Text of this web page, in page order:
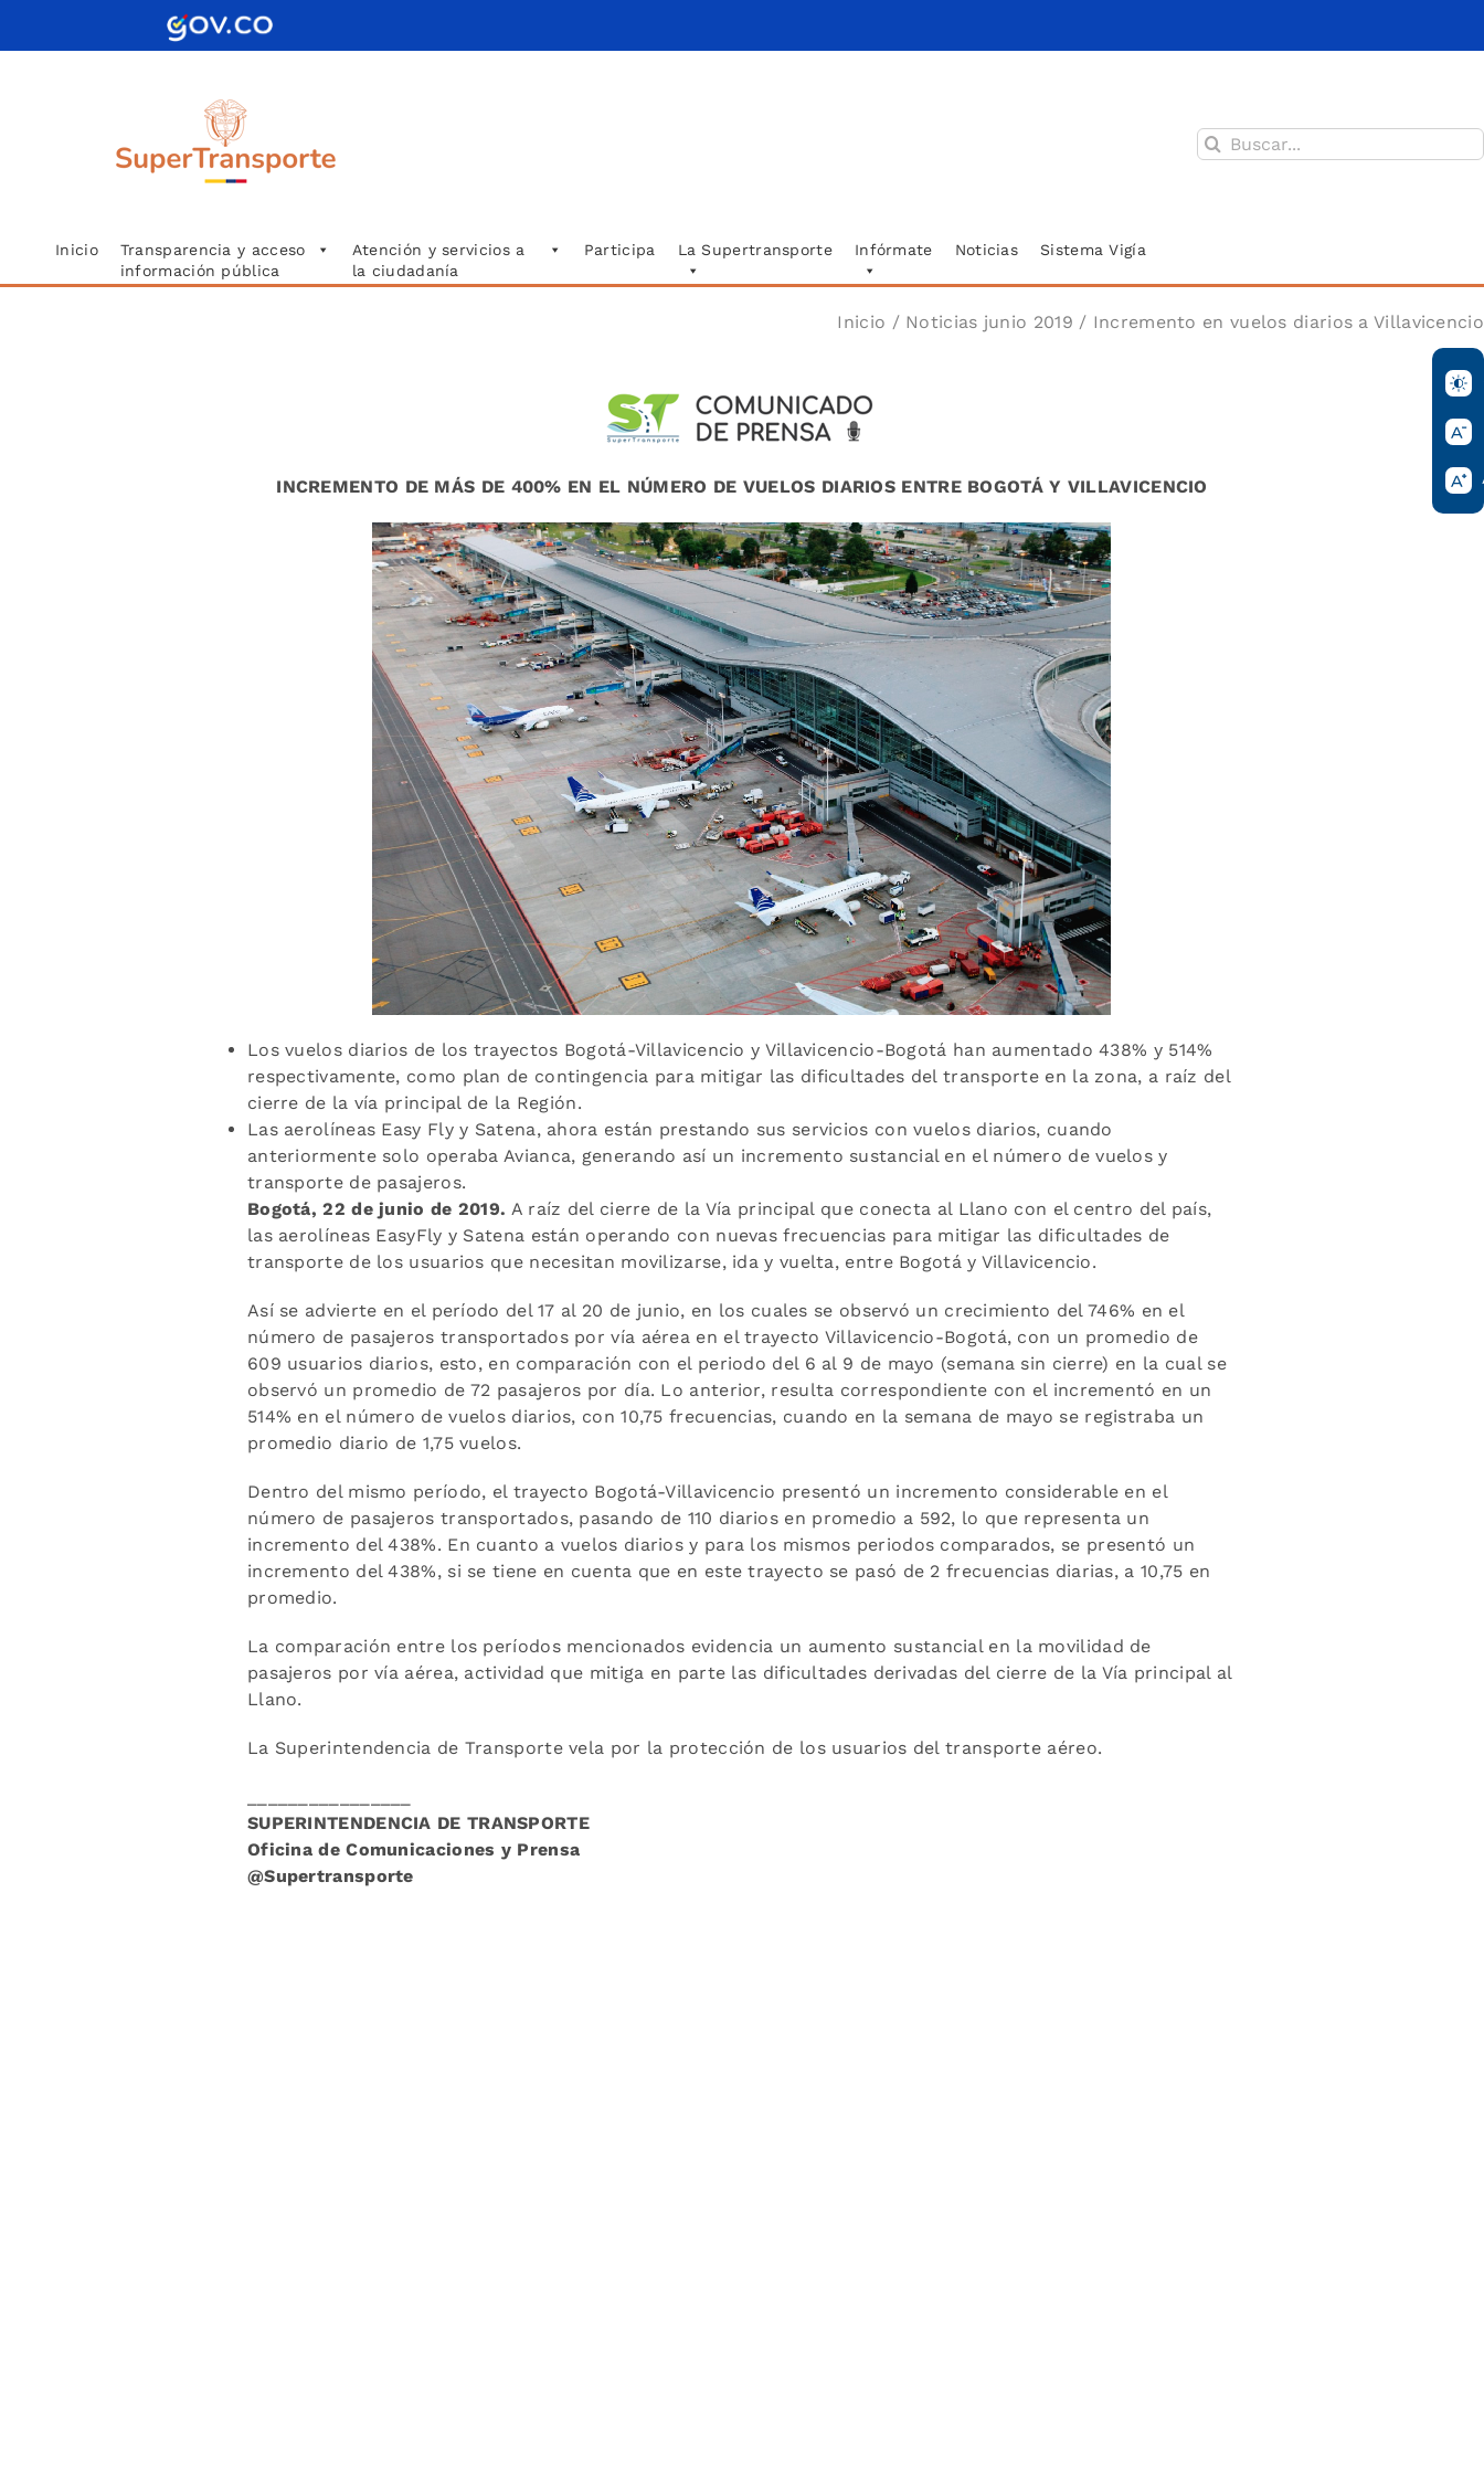
Buscar:
Inicio
Transparencia y acceso
información pública
Atención y servicios a
la ciudadanía
Participa La Supertransporte Infórmate Noticias Sistema Vigía
Inicio / Noticias junio 2019 / Incremento en vuelos diarios a Villavicencio
INCREMENTO DE MÁS DE 400% EN EL NÚMERO DE VUELOS DIARIOS ENTRE BOGOTÁ Y VILLAVICENCIO
Los vuelos diarios de los trayectos Bogotá-Villavicencio y Villavicencio-Bogotá han aumentado 438% y 514%
respectivamente, como plan de contingencia para mitigar las dificultades del transporte en la zona, a raíz del
cierre de la vía principal de la Región.
Las aerolíneas Easy Fly y Satena, ahora están prestando sus servicios con vuelos diarios, cuando
anteriormente solo operaba Avianca, generando así un incremento sustancial en el número de vuelos y
transporte de pasajeros.
Bogotá, 22 de junio de 2019. A raíz del cierre de la Vía principal que conecta al Llano con el centro del país,
las aerolíneas EasyFly y Satena están operando con nuevas frecuencias para mitigar las dificultades de
transporte de los usuarios que necesitan movilizarse, ida y vuelta, entre Bogotá y Villavicencio.
Así se advierte en el período del 17 al 20 de junio, en los cuales se observó un crecimiento del 746% en el
número de pasajeros transportados por vía aérea en el trayecto Villavicencio-Bogotá, con un promedio de
609 usuarios diarios, esto, en comparación con el periodo del 6 al 9 de mayo (semana sin cierre) en la cual se
observó un promedio de 72 pasajeros por día. Lo anterior, resulta correspondiente con el incrementó en un
514% en el número de vuelos diarios, con 10,75 frecuencias, cuando en la semana de mayo se registraba un
promedio diario de 1,75 vuelos.
Dentro del mismo período, el trayecto Bogotá-Villavicencio presentó un incremento considerable en el
número de pasajeros transportados, pasando de 110 diarios en promedio a 592, lo que representa un
incremento del 438%. En cuanto a vuelos diarios y para los mismos periodos comparados, se presentó un
incremento del 438%, si se tiene en cuenta que en este trayecto se pasó de 2 frecuencias diarias, a 10,75 en
promedio.
La comparación entre los períodos mencionados evidencia un aumento sustancial en la movilidad de
pasajeros por vía aérea, actividad que mitiga en parte las dificultades derivadas del cierre de la Vía principal al
Llano.
La Superintendencia de Transporte vela por la protección de los usuarios del transporte aéreo.
SUPERINTENDENCIA DE TRANSPORTE
Oficina de Comunicaciones y Prensa
@Supertransporte